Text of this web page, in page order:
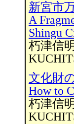
新宮市
A
Shingu
朽津信
文化財
How to
朽津信明